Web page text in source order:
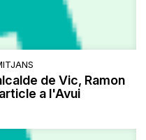
de Vic, Ramon
a l'Avui